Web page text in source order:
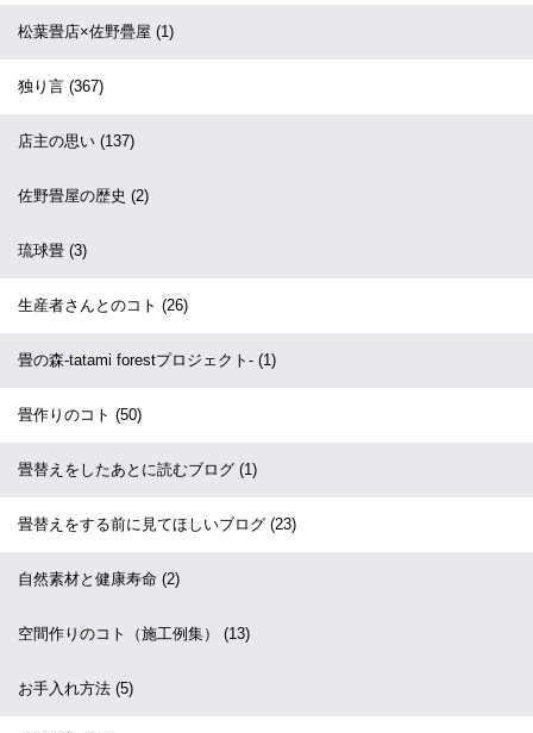
松葉畳店×佐野疊屋 (1)
独り言 (367)
店主の思い (137)
佐野畳屋の歴史 (2)
琉球畳 (3)
生産者さんとのコト (26)
畳の森-tatami forestプロジェクト- (1)
畳作りのコト (50)
畳替えをしたあとに読むブログ (1)
畳替えをする前に見てほしいブログ (23)
自然素材と健康寿命 (2)
空間作りのコト（施工例集） (13)
お手入れ方法 (5)